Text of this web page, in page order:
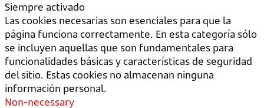
Siempre activado
Las cookies necesarias son esenciales para que la
página funciona correctamente. En esta categoría sólo
se incluyen aquellas que son fundamentales para
funcionalidades básicas y características de seguridad
del sitio. Estas cookies no almacenan ninguna
información personal.
Non-necessary